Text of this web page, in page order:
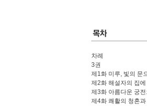
차례
3권
제1화 미루, 빛의 문
제2화 해설자의 집
제3화 아름다운 궁전
제4화 쾌활의 청혼